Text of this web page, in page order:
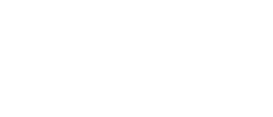
とが可